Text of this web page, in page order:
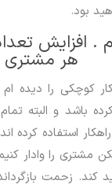
بود.
. افزایش
هر مشتری
کوچکی را دیده
باشد و البته
استفاده کرده
مشتری را وادار
کند. زحمت